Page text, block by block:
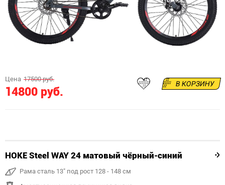
Цена 17500 руб.
14800 руб.
В КОРЗИНУ
HOKE Steel WAY 24 матовый чёрный-синий
Рама сталь 13" под рост 128 - 148 см